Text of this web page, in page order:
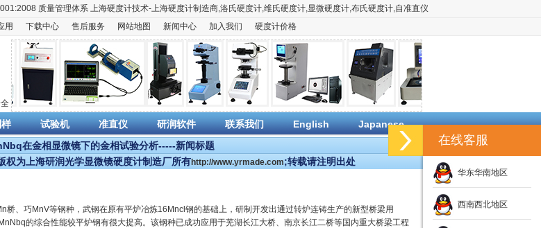
质量管理体系 上海硬度计技术-上海硬度计制造商,洛氏硬度计,维氏硬度计,显微硬度计,布氏硬度计,自准直仪
用 下载中心 售后服务 网站地图 新闻中心 加入我们 硬度计价格
试验机 准直仪 研润软件 联系我们 English Japanese
在金相显微镜下的金相试验分析-----新闻标题
权为上海研润光学显微镜硬度计制造厂所有http://www.yrmade.com;转载请注明出处
桥、巧MnV等钢种，武钢在原有平炉冶炼16Mncl钢的基础上，研制开发出通过转炉连铸生产的新型桥梁用
的综合性能较平炉钢有很大提高。该钢种已成功应用于芜湖长江大桥、南京长江二桥等国内重大桥梁工程
在线客服
华东华南地区
西南西北地区